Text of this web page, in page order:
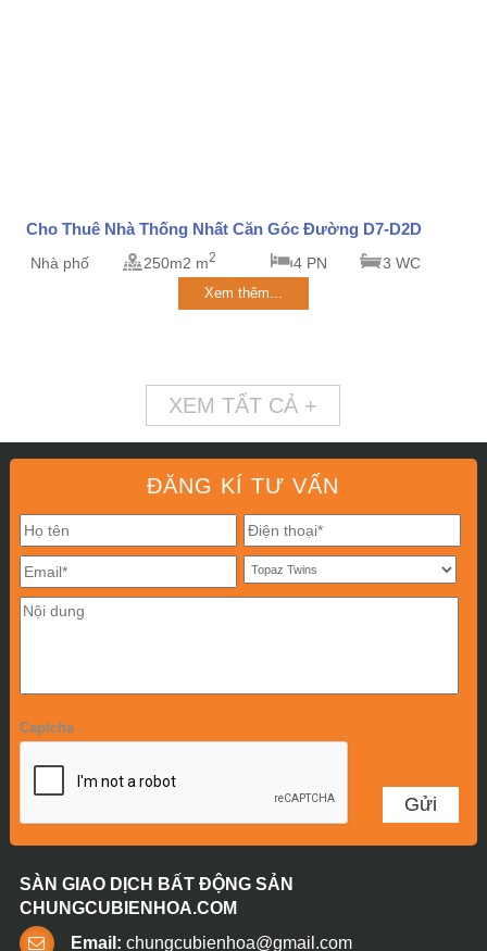
Cho Thuê Nhà Thống Nhất Căn Góc Đường D7-D2D
Nhà phố 250m2 m2 4 PN 3 WC
Xem thêm...
XEM TẤT CẢ +
ĐĂNG KÍ TƯ VẤN
Captcha
SÀN GIAO DỊCH BẤT ĐỘNG SẢN
CHUNGCUBIENHOA.COM
Email: chungcubienhoa@gmail.com